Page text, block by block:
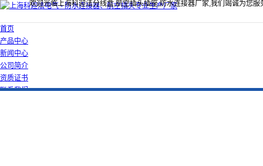
欢迎光临上海科迎法分线盒,航空插头插座,防水连接器厂家,我们竭诚为您服
首页
产品中心
新闻中心
公司简介
资质证书
联系我们